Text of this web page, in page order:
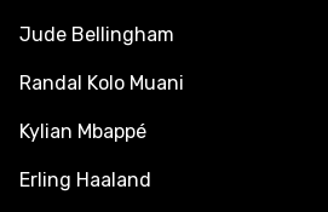
Jude Bellingham
Randal Kolo Muani
Kylian Mbappé
Erling Haaland